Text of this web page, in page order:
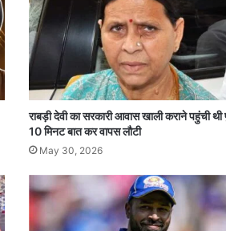
राबड़ी देवी का सरकारी आवास खाली कराने पहुंची
10 मिनट बात कर वापस लौटी
May 30, 2026